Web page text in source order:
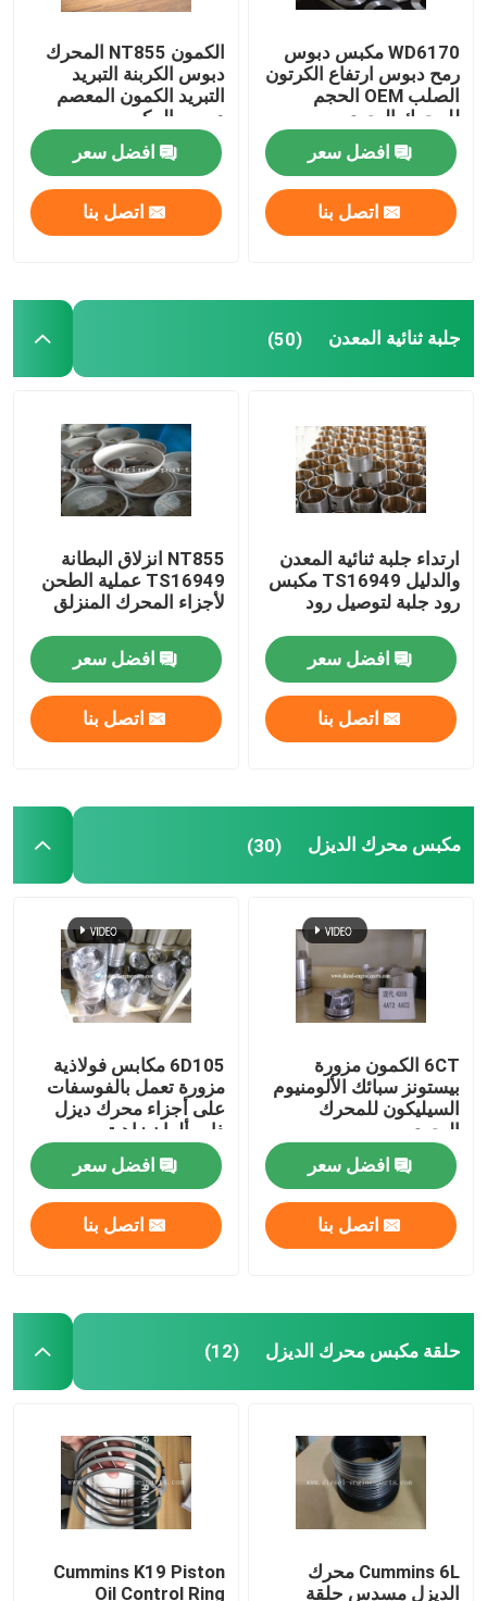
WD6170 مكبس دبوس
رمح دبوس ارتفاع الكرتون
الصلب OEM الحجم
للمحرك البحري
افضل سعر
اتصل بنا
الكمون NT855 المحرك
دبوس الكربنة التبريد
التبريد الكمون المعصم
دبوس المكبس
افضل سعر
اتصل بنا
جلبة ثنائية المعدن (50)
ارتداء جلبة ثنائية المعدن
والدليل TS16949 مكبس
رود جلبة لتوصيل رود
افضل سعر
اتصل بنا
NT855 انزلاق البطانة
TS16949 عملية الطحن
لأجزاء المحرك المنزلق
افضل سعر
اتصل بنا
مكبس محرك الديزل (30)
6CT الكمون مزورة
بيستونز سبائك الألومنيوم
السيليكون للمحرك
البحري
افضل سعر
اتصل بنا
6D105 مكابس فولاذية
مزورة تعمل بالفوسفات
على أجزاء محرك ديزل
ذات ألوان زاهية
افضل سعر
اتصل بنا
حلقة مكبس محرك الديزل (12)
Cummins 6L محرك
الديزل مسدس حلقة
Cummins K19 Piston
Oil Control Ring